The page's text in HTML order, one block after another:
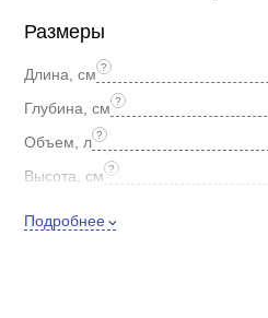
Размеры
Длина, см ?
Глубина, см ?
Объем, л ?
Высота, см ?
Подробнее